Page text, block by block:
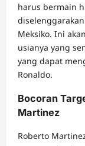
harus bermain
Meksiko. Ini
usianya yang
yang dapat
Ronaldo.
Bocoran
Martinez
Roberto